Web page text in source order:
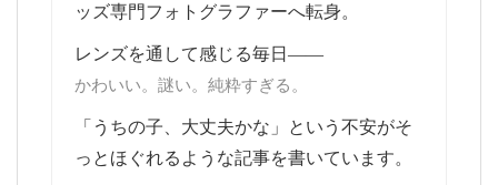
ッズ専門フォトグラファーへ転身。
レンズを通して感じる毎日——
かわいい。謎い。純粋すぎる。
「うちの子、大丈夫かな」という不安がそ
っとほぐれるような記事を書いています。